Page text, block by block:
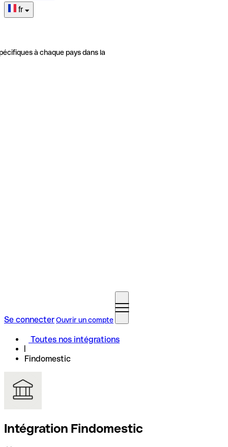
fr
à chaque pays dans la
Se connecterOuvrir un compte
Toutes nos intégrations
Findomestic
Intégration Findomestic